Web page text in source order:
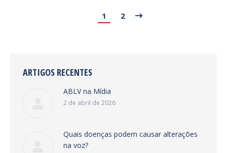
1 2
ARTIGOS RECENTES
ABLV na Mídia
2 de abril de 2026
Quais doenças podem causar alterações
na voz?